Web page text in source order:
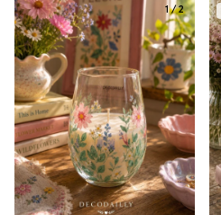
1/2